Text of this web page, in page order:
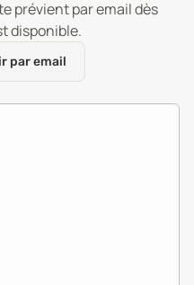
prévient par email dès
disponible.
par email